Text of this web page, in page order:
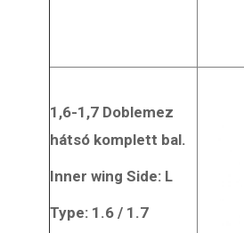
1,6-1,7 Doblemez
hátsó komplett bal.
Inner wing Side: L
Type: 1.6 / 1.7